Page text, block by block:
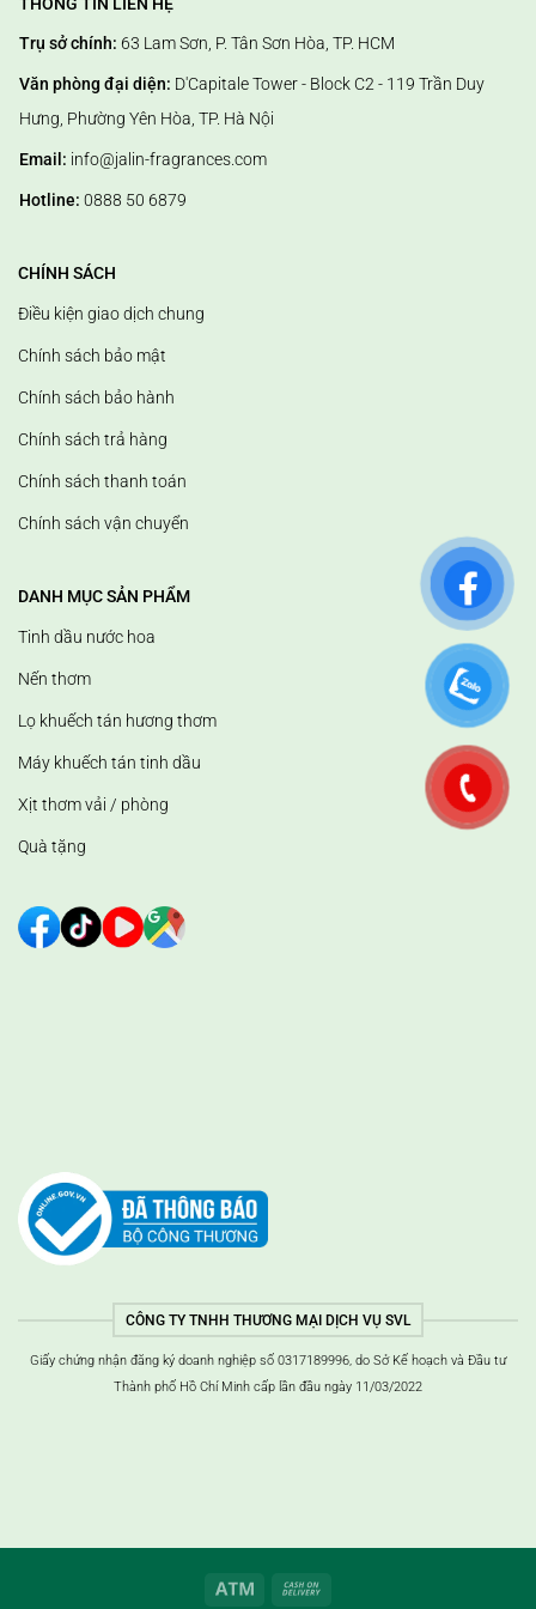
Trụ sở chính: 63 Lam Sơn, P. Tân Sơn Hòa, TP. HCM
Văn phòng đại diện: D'Capitale Tower - Block C2 - 119 Trần Duy
Hưng, Phường Yên Hòa, TP. Hà Nội
Email: info@jalin-fragrances.com
Hotline: 0888 50 6879
CHÍNH SÁCH
Điều kiện giao dịch chung
Chính sách bảo mật
Chính sách bảo hành
Chính sách trả hàng
Chính sách thanh toán
Chính sách vận chuyển
DANH MỤC SẢN PHẨM
Tinh dầu nước hoa
Nến thơm
Lọ khuếch tán hương thơm
Máy khuếch tán tinh dầu
Xịt thơm vải / phòng
Quà tặng
CÔNG TY TNHH THƯƠNG MẠI DỊCH VỤ SVL
Giấy chứng nhận đăng ký doanh nghiệp số 0317189996, do Sở Kế hoạch và Đầu tư
Thành phố Hồ Chí Minh cấp lần đầu ngày 11/03/2022
ATM